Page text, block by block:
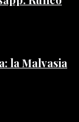
la Malvasia